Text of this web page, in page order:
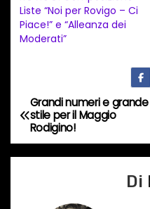
e
n
n
c
o
Liste “Noi per Rovigo – Ci
Piace!” e “Alleanza dei
Moderati”
N
a
Grandi numeri e grande
stile per il Maggio
Rodigino!
Di